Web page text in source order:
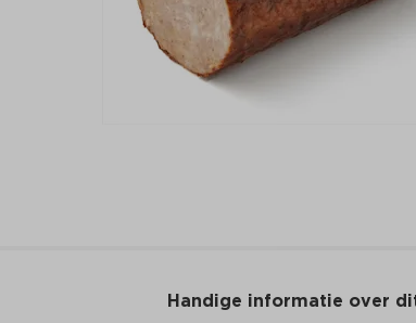
Handige informatie over